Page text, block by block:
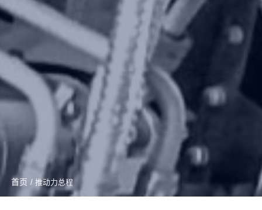
首页 / 推动力总程